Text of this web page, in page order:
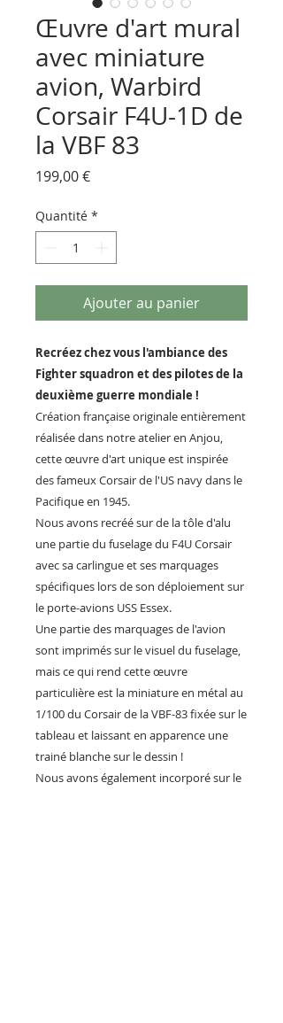
Œuvre d'art mural
avec miniature
avion, Warbird
Corsair F4U-1D de
la VBF 83
199,00 €Prix
Quantité *
Ajouter au panier
Recréez chez vous l'ambiance des
Fighter squadron et des pilotes de la
deuxième guerre mondiale !
Création française originale entièrement
réalisée dans notre atelier en Anjou,
cette œuvre d'art unique est inspirée
des fameux Corsair de l'US navy dans le
Pacifique en 1945.
Nous avons recréé sur de la tôle d'alu
une partie du fuselage du F4U Corsair
avec sa carlingue et ses marquages
spécifiques lors de son déploiement sur
le porte-avions USS Essex.
Une partie des marquages de l'avion
sont imprimés sur le visuel du fuselage,
mais ce qui rend cette œuvre
particulière est la miniature en métal au
1/100 du Corsair de la VBF-83 fixée sur le
tableau et laissant en apparence une
trainé blanche sur le dessin !
Nous avons également incorporé sur le